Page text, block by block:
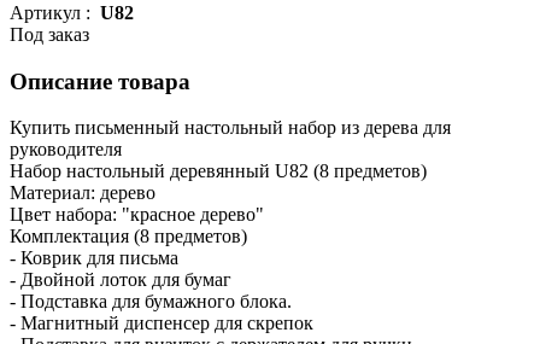
Артикул : U82
Под заказ
Описание товара
Купить письменный настольный набор из дерева для
руководителя
Набор настольный деревянный U82 (8 предметов)
Материал: дерево
Цвет набора: "красное дерево"
Комплектация (8 предметов)
- Коврик для письма
- Двойной лоток для бумаг
- Подставка для бумажного блока.
- Магнитный диспенсер для скрепок